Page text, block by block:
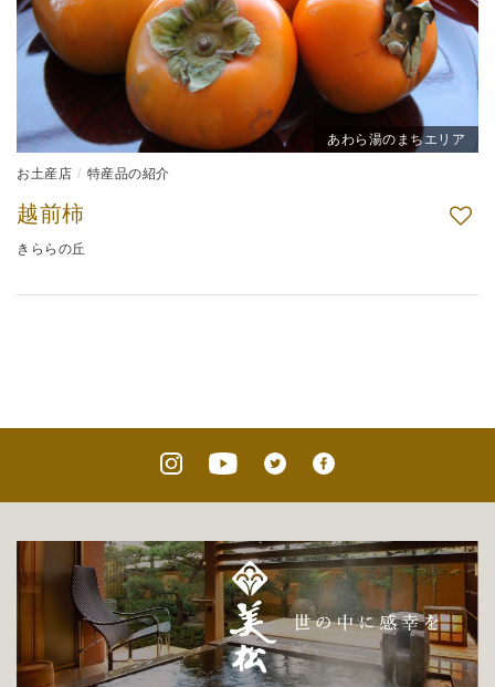
あわら湯のまちエリア
お土産店 特産品の紹介
越前柿
きららの丘